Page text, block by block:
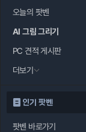
오늘의 팟벤
AI 그림 그리기
PC 견적 게시판
더보기
인기 팟벤
팟벤 바로가기